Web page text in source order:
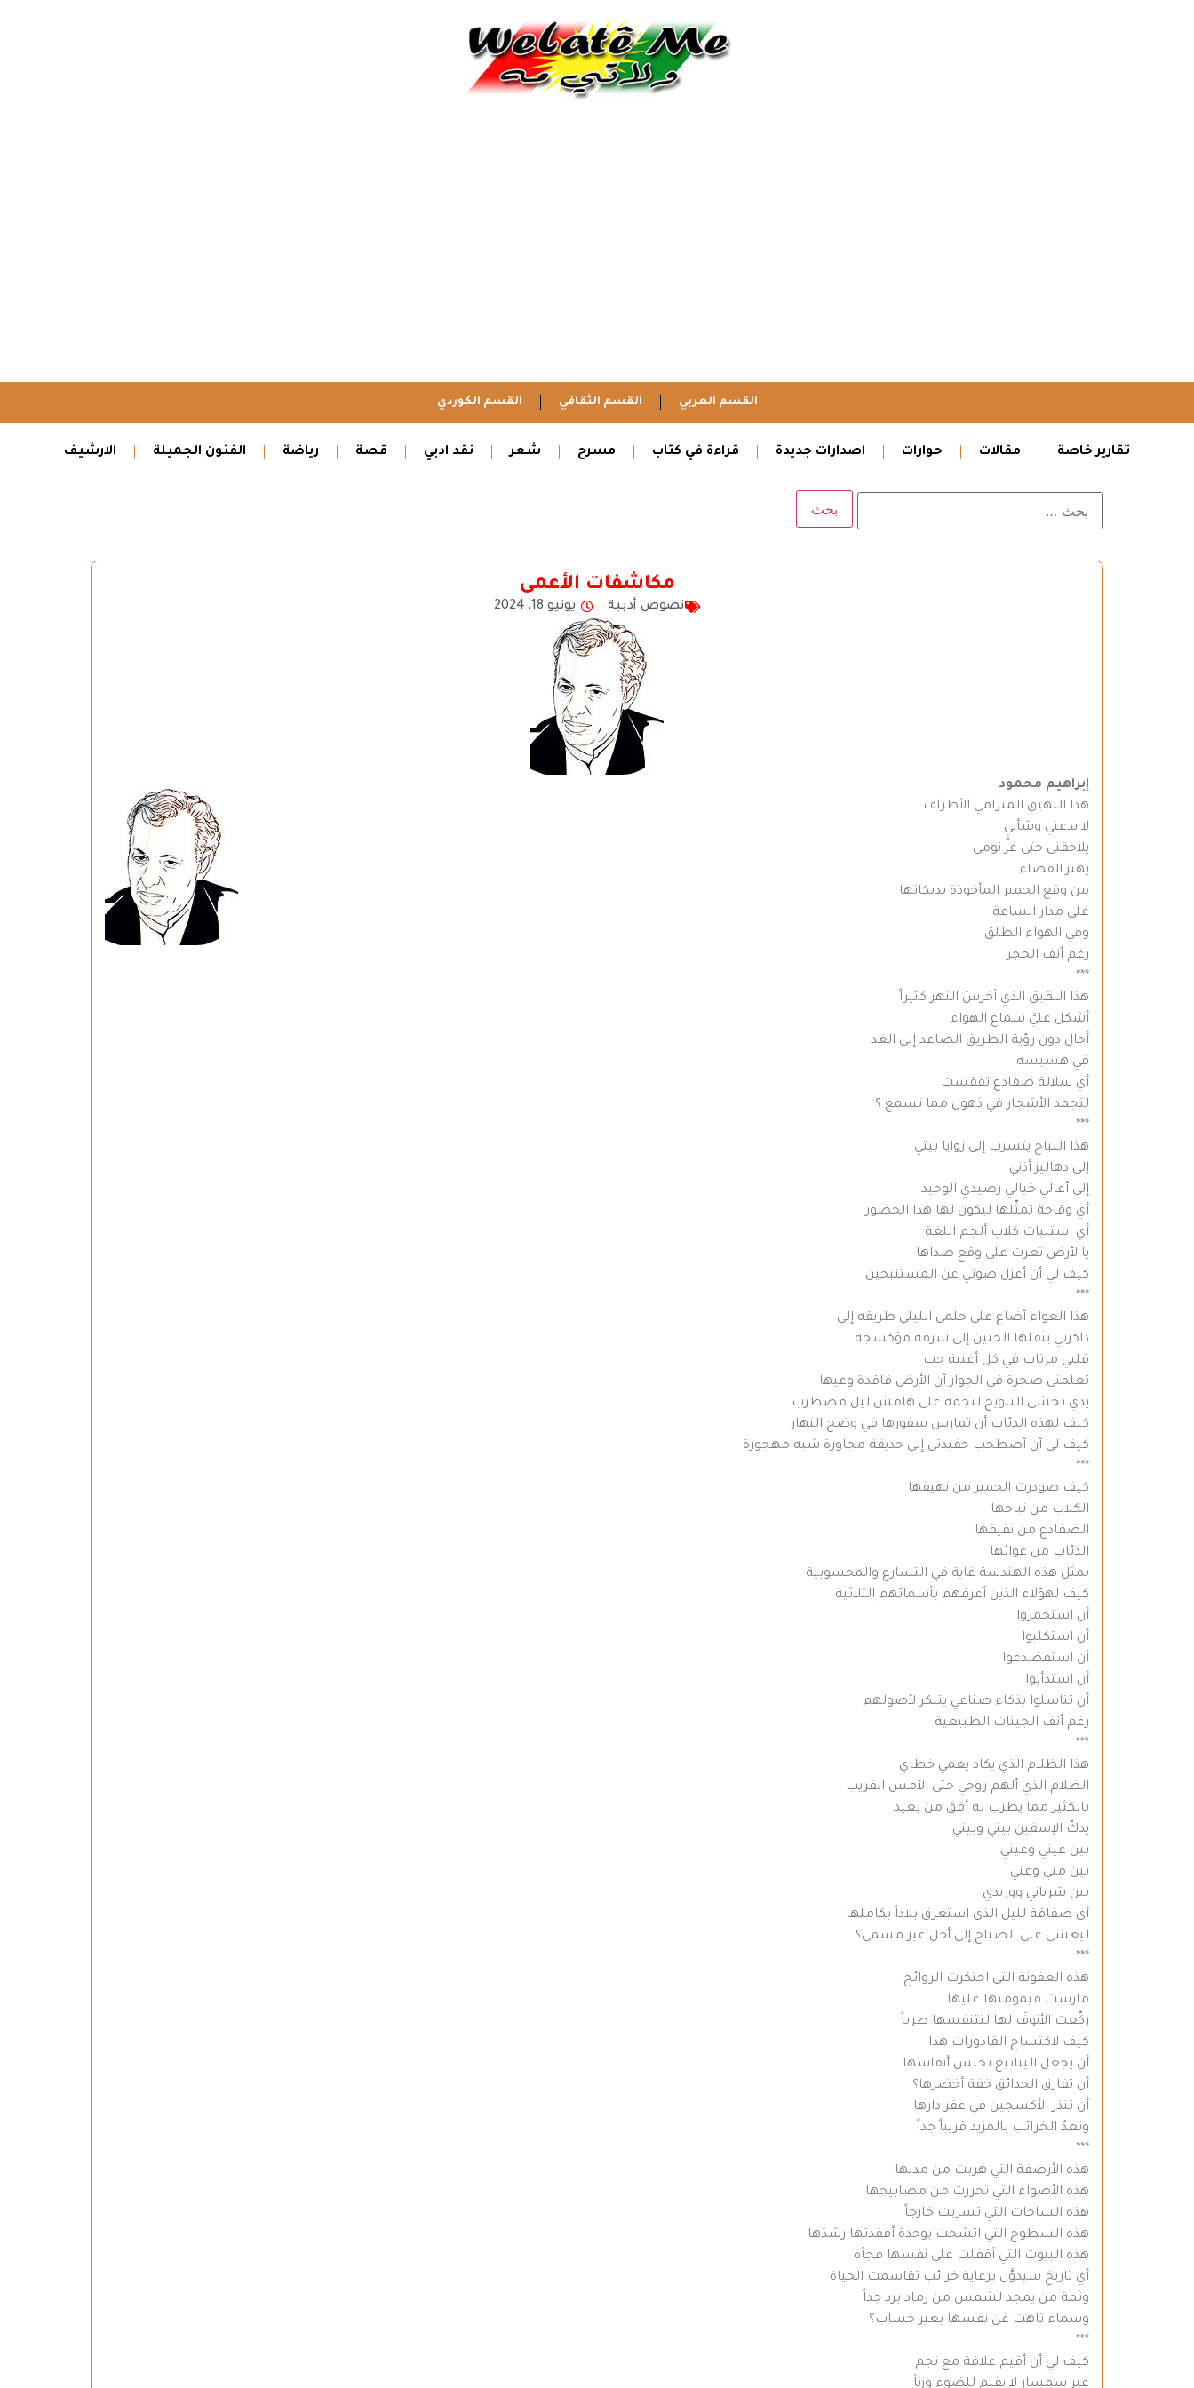
القسم العربي القسم الثقافي القسم الكوردي
تقارير خاصة مقالات حوارات اصدارات جديدة قراءة في كتاب مسرح شعر نقد ادبي قصة رياضة الفنون الجميلة الارشيف
مكاشفات الأعمى
نصوص أدبية يونيو 18, 2024
إبراهيم محمود
هذا النهيق المترامي الأطراف
لا يدعني وشأني
يلاحقني حتى عزَّ نومي
يهتز الفضاء
من وقع الحمير المأخوذة بدبكاتها
على مدار الساعة
وفي الهواء الطلق
رغم أنف الحجر
***
هذا النقيق الذي أخرسَ النهر كثيراً
أشكل عليَّ سماع الهواء
أحال دون رؤية الطريق الصاعد إلى الغد
في هسيسه
أي سلالة ضفادع تفقست
لتجمد الأشجار في ذهول مما تسمع ؟
***
هذا النباح يتسرب إلى زوايا بيتي
إلى دهاليز أذني
إلى أعالي خيالي رصيدي الوحيد
أي وقاحة تمثّلها ليكون لها هذا الحضور
أي استنبات كلاب ألجم اللغة
يا لأرض تعرت على وقع صداها
كيف لي أن أعزل صوتي عن المستنبحين
***
هذا العواء أضاع على حلمي الليلي طريقه إلي
ذاكرتي يثقلها الحنين إلى شرفة مؤكسجة
قلبي مرتاب في كل أغنية حب
تعلمني صخرة في الجوار أن الأرض فاقدة وعيها
يدي تخشى التلويح لنجمة على هامش ليل مضطرب
كيف لهذه الذئاب أن تمارس سفورها في وضح النهار
كيف لي أن أصطحب حفيدتي إلى حديقة مجاورة شبه مهجورة
***
كيف صودرت الحمير من نهيقها
الكلاب من نباحها
الضفادع من نقيقها
الذئاب من عوائها
بمثل هذه الهندسة غاية في التسارع والمحسوبية
كيف لهؤلاء الذين أعرفهم بأسمائهم الثلاثية
أن استحمروا
أن استكلبوا
أن استفضدعوا
أن استذأبوا
أن تناسلوا بذكاء صناعي يتنكر لأصولهم
رغم أنف الجينات الطبيعية
***
هذا الظلام الذي يكاد يعمي خطاي
الظلام الذي ألهم روحي حتى الأمس القريب
بالكثير مما يطرب له أفق من بعيد
يدكّ الإسفين بيني وبيني
بين عيني وعيني
بين مني وعني
بين شرياني ووريدي
أي صفاقة لليل الذي استغرق بلاداً بكاملها
ليغشى على الصباح إلى أجل غير مسمى؟
***
هذه العفونة التي احتكرت الروائح
مارست قيمومتها عليها
ركّعت الأنوفَ لها لتتنفسها طرباً
كيف لاكتساح القاذورات هذا
أن يجعل الينابيع تحبس أنفاسها
أن تفارق الحدائق خفة أخضرها؟
أن تنذر الأكسجين في عقر دارها
وتعدُ الخرائب بالمزيد قريباً جداً
***
هذه الأرصفة التي هربت من مدنها
هذه الأضواء التي تحررت من مصابيحها
هذه الساحات التي تسربت خارجاً
هذه السطوح التي اتشحت بوحدة أفقدتها رشدَها
هذه البيوت التي أقفلت على نفسها فجأة
أي تاريخ سيدوَّن برعاية خرائب تقاسمت الحياة
وثمة من يمجد لشمس من رماد برد جداً
وسماء تاهت غن نفسها بغير حساب؟
***
كيف لي أن أقيم علاقة مع نجم
عبر سمسار لا يقيم للضوء وزناً